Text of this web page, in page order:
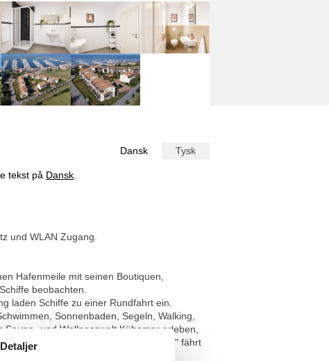
Dansk Tysk
tekst på Dansk
und WLAN Zugang.
Hafenmeile mit seinen Boutiquen,
beobachten.
laden Schiffe zu einer Rundfahrt ein.
Sonnenbaden, Segeln, Walking,
und Wellnesswelt Kübomar erleben,
ist möglich! Auch die Bäderbahn "Molli" fährt
Detaljer